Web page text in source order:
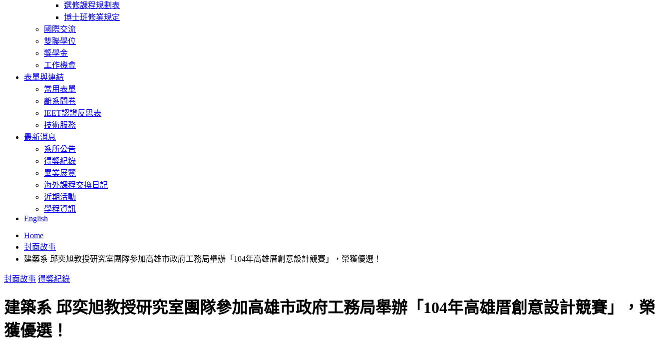
選修課程規劃表
博士班修業規定
國際交流
雙聯學位
獎學金
工作機會
表單與連結
常用表單
離系問卷
IEET認證反思表
技術服務
最新消息
系所公告
得獎紀錄
畢業展覽
海外課程交換日記
近期活動
學程資訊
English
Home
封面故事
建築系 邱奕旭教授研究室團隊參加高雄市政府工務局舉辦「104年高雄厝創意設計競賽」，榮獲優選！
封面故事 得獎紀錄
建築系 邱奕旭教授研究室團隊參加高雄市政府工務局舉辦「104年高雄厝創意設計競賽」，榮
獲優選！